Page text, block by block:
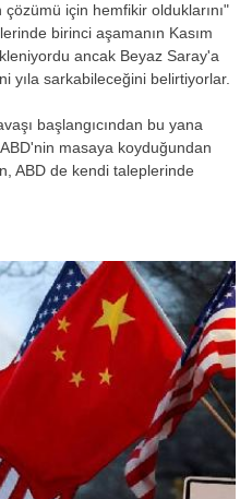
için hemfikir olduklarını"
birinci aşamanın Kasım
ancak Beyaz Saray'a
yıla sarkabileceğini belirtiyorlar.
başlangıcından bu yana
masaya koyduğundan
ABD de kendi taleplerinde